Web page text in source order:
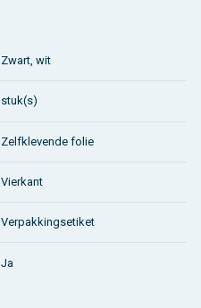
Zwart, wit
stuk(s)
Zelfklevende folie
Vierkant
Verpakkingsetiket
Ja